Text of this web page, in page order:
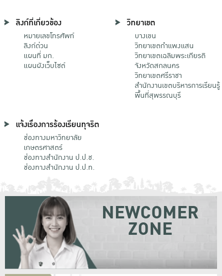
ลิงก์ที่เกี่ยวข้อง
หมายเลขโทรศัพท์
ลิงก์ด่วน
แผนที่ มก.
แผนผังเว็บไซต์
วิทยาเขต
บางเขน
วิทยาเขตกําแพงแสน
วิทยาเขตเฉลิมพระเกียรติ
จังหวัดสกลนคร
วิทยาเขตศรีราชา
สำนักงานเขตบริหารการเรียนรู้
พื้นที่สุพรรณบุรี
แจ้งเรื่องการร้องเรียนทุจริต
ช่องทางมหาวิทยาลัย
เกษตรศาสตร์
ช่องทางสำนักงาน ป.ป.ช.
ช่องทางสำนักงาน ป.ป.ท.
NEWCOMER
ZONE